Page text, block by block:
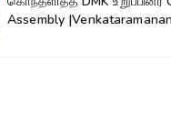
Assembly